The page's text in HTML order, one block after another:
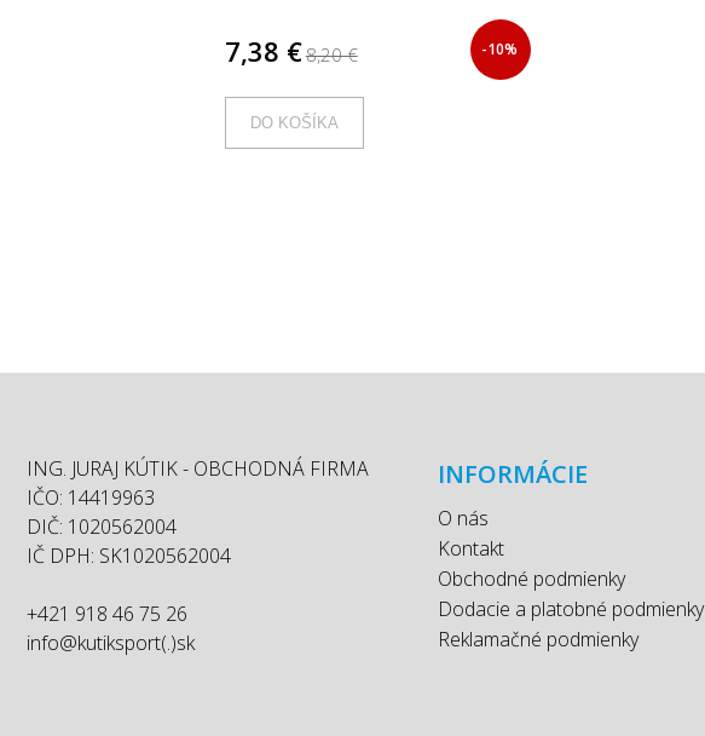
7,38 €8,20 € -10%
DO KOŠÍKA
ING. JURAJ KÚTIK - OBCHODNÁ FIRMA
IČO: 14419963
DIČ: 1020562004
IČ DPH: SK1020562004
+421 918 46 75 26
info@kutiksport(.)sk
INFORMÁCIE
O nás
Kontakt
Obchodné podmienky
Dodacie a platobné podmienky
Reklamačné podmienky